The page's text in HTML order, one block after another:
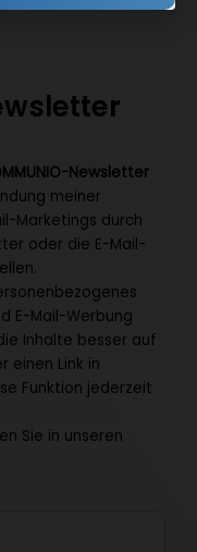
Newsletter
meiner
Marketings durch
oder die E-Mail-
E-Mail-Werbung
Inhalte besser auf
einen Link in
Funktion jederzeit
Sie in unseren